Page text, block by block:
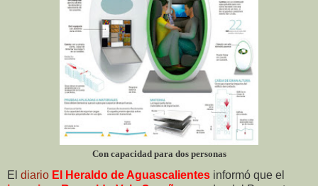
Con capacidad para dos personas
El diario El Heraldo de Aguascalientes informó que el